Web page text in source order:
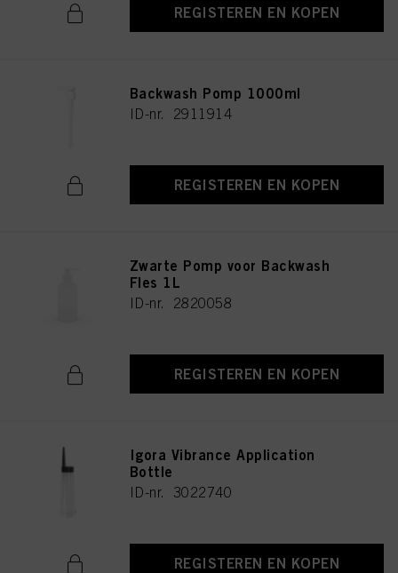
REGISTEREN EN KOPEN
Backwash Pomp 1000ml
ID-nr. 2911914
REGISTEREN EN KOPEN
Zwarte Pomp voor Backwash
Fles 1L
ID-nr. 2820058
REGISTEREN EN KOPEN
Igora Vibrance Application
Bottle
ID-nr. 3022740
REGISTEREN EN KOPEN